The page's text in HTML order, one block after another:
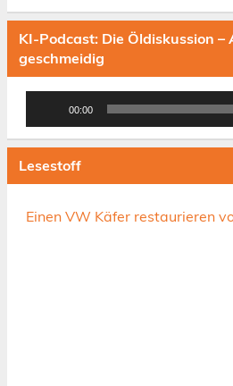
KI-Podcast: Die Öldiskussion –
geschmeidig
00:00
Lesestoff
Einen VW Käfer restaurieren